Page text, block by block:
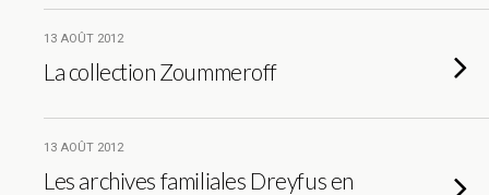
13 AOÛT 2012
La collection Zoummeroff
13 AOÛT 2012
Les archives familiales Dreyfus en